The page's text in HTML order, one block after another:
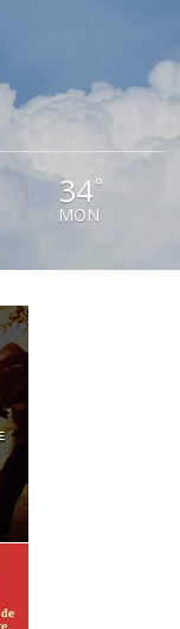
34°
MON